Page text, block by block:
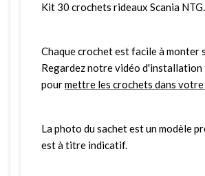
Kit 30 crochets rideaux Scania NTG.
Chaque crochet est facile à monter
Regardez notre vidéo d'installation
pourmettre les crochets dans votre
La photo du sachet est un modèle
est à titre indicatif.